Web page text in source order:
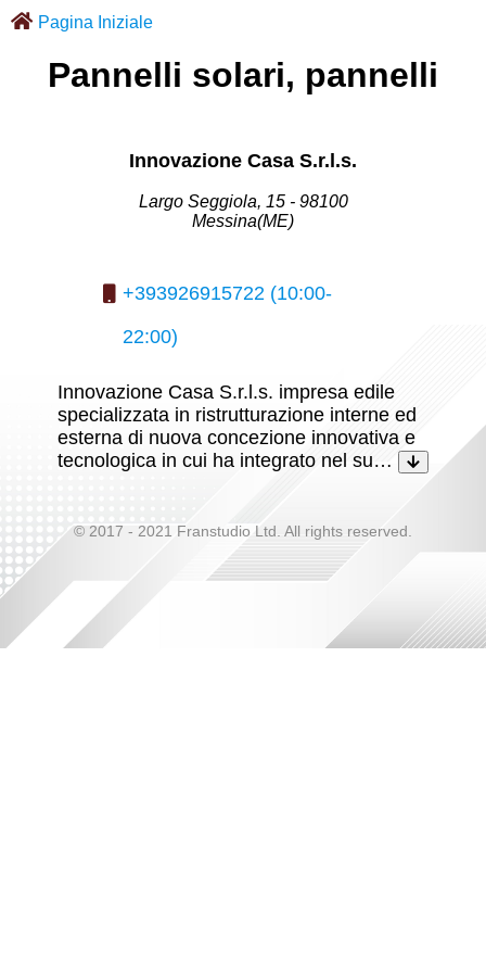
Pagina Iniziale
Pannelli solari, pannelli
Innovazione Casa S.r.l.s.
Largo Seggiola, 15 - 98100
Messina(ME)
+393926915722 (10:00-
22:00)
Innovazione Casa S.r.l.s. impresa edile
specializzata in ristrutturazione interne ed
esterna di nuova concezione innovativa e
tecnologica in cui ha integrato nel su…
© 2017 - 2021 Franstudio Ltd. All rights reserved.